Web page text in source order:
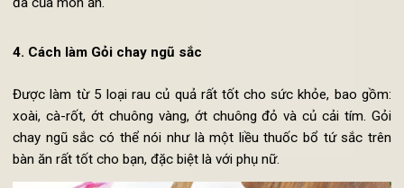
Rau diếp
Dưa chuột (đã muối)
Rửa sạch rau diếp và giá đỗ trước khi ăn rồi để vào cùng
nguyên liệu khác. Khi ăn, bạn cuốn các nguyên liệu đã chuẩn
vào bánh đa cuốn rồi gói chặt tay.